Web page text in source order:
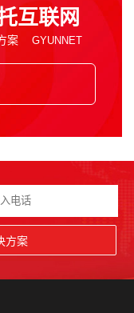
互联网
案
方案